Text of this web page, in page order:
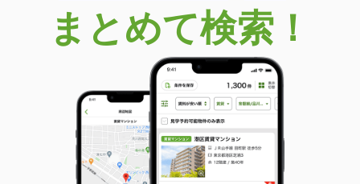
まとめて検索！